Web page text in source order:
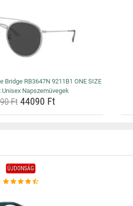
Bridge RB3647N 9211B1 ONE SIZE
Unisex Napszemüvegek
Ft44090 Ft
ÚJDONSÁG